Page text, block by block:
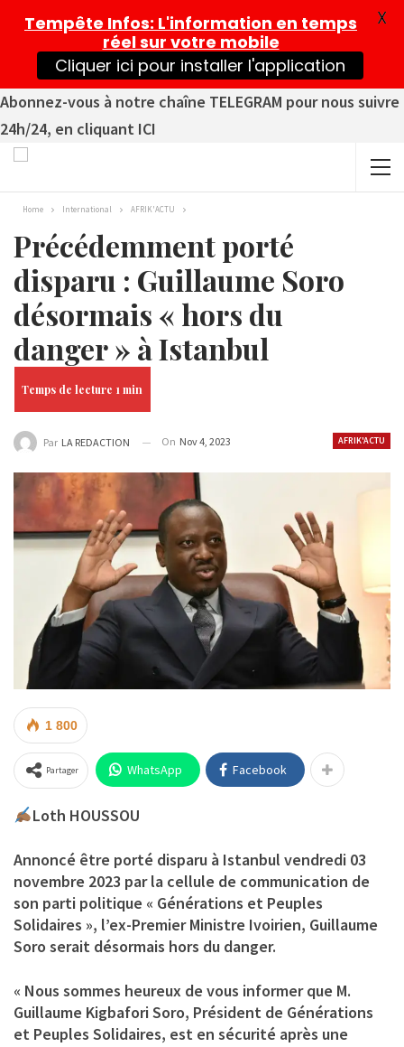
Abonnez-vous à notre chaîne TELEGRAM pour nous suivre
24h/24, en cliquant ICI
Home International AFRIK'ACTU
Précédemment porté
disparu : Guillaume Soro
désormais « hors du
danger » à Istanbul
AFRIK'ACTU
Par LA REDACTION On Nov 4, 2023
1 800
Partager WhatsApp Facebook
Loth HOUSSOU
Annoncé être porté disparu à Istanbul vendredi 03
novembre 2023 par la cellule de communication de
son parti politique « Générations et Peuples
Solidaires », l’ex-Premier Ministre Ivoirien, Guillaume
Soro serait désormais hors du danger.
« Nous sommes heureux de vous informer que M.
Guillaume Kigbafori Soro, Président de Générations
et Peuples Solidaires, est en sécurité après une
Tempête Infos: L'information en temps
réel sur votre mobile
Cliquer ici pour installer l'application
X